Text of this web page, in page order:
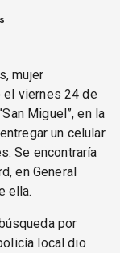
mujer
el viernes 24 de
Miguel”, en la
un celular
Se encontraría
en General
ella.
por
local dio